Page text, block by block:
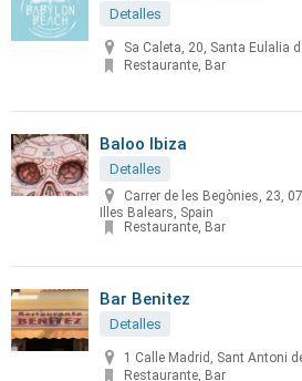
Detalles
Sa Caleta, 20, Santa Eulalia
Restaurante, Bar
Baloo Ibiza
Detalles
Carrer de les Begònies, 23,
Illes Balears, Spain
Restaurante, Bar
Bar Benitez
Detalles
1 Calle Madrid, Sant Antoni
Restaurante, Bar